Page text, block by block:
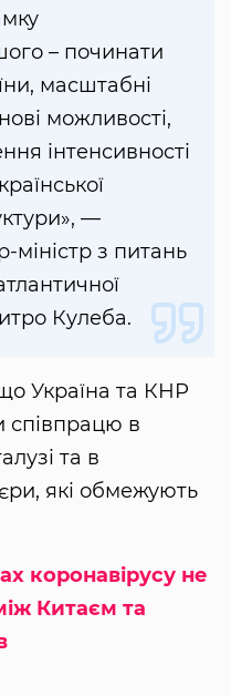
– починати
масштабні
можливості,
інтенсивності
—
міністр з питань
Кулеба.
Україна та КНР
в
та в
які обмежують
коронавірусу не
Китаєм та